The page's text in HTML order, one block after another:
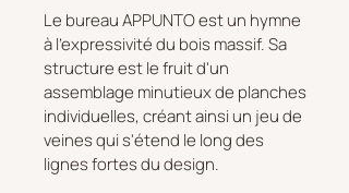
Le bureau APPUNTO est un hymne
à l'expressivité du bois massif. Sa
structure est le fruit d'un
assemblage minutieux de planches
individuelles, créant ainsi un jeu de
veines qui s'étend le long des
lignes fortes du design.